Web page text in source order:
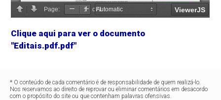
Clique aqui para ver o documento
"Editais.pdf.pdf"
* O conteúdo de cada comentário é de responsabilidade de quem realizá-lo.
Nos reservamos ao direito de reprovar ou eliminar comentários em desacordo
com o propósito do site ou que contenham palavras ofensivas.